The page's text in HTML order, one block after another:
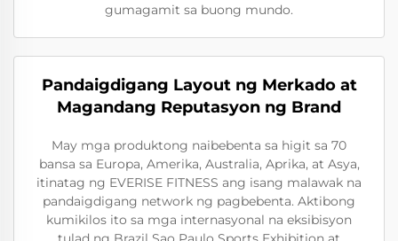
gumagamit sa buong mundo.
Pandaigdigang Layout ng Merkado at
Magandang Reputasyon ng Brand
May mga produktong naibebenta sa higit sa 70
bansa sa Europa, Amerika, Australia, Aprika, at Asya,
itinatag ng EVERISE FITNESS ang isang malawak na
pandaigdigang network ng pagbebenta. Aktibong
kumikilos ito sa mga internasyonal na eksibisyon